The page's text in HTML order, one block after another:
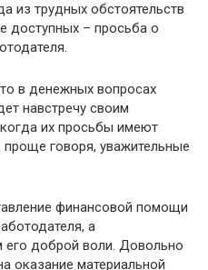
из трудных обстоятельств
доступных – просьба о
в денежных вопросах
навстречу своим
их просьбы имеют
говоря, уважительные
финансовой помощи
а
его доброй воли. Довольно
оказание материальной